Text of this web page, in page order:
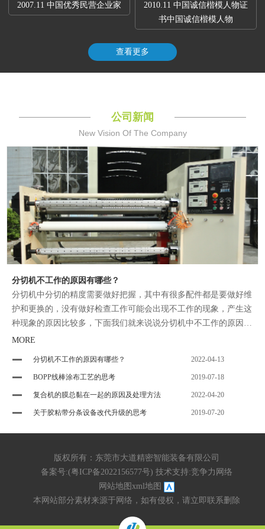
2007.11 中国优秀民营企业家
2010.11 中国诚信楷模人物证
书中国诚信楷模人物
查看更多
公司新闻
New Vision Of The Company
分切机不工作的原因有哪些？
分切机中分切的精度需要做好把握，其中有很多配件都是要做好维
护和更换的，没有做好检查工作可能会出现不工作的现象，产生这
种现象的原因比较多，下面我们就来说说分切机中不工作的原因有
哪些。
MORE
分切机不工作的原因有哪些？ 2022-04-13
BOPP线棒涂布工艺的思考 2019-07-18
复合机的膜总黏在一起的原因及处理方法 2022-04-20
关于胶粘带分条设备改代升级的思考 2019-07-20
版权所有：东莞市大道精密智能装备有限公司
备案号:(粤ICP备2022156577号) 技术支持:竞争力网络
网站地图 xml地图
本网站部分素材来源于网络，如有侵权，请立即联系删除